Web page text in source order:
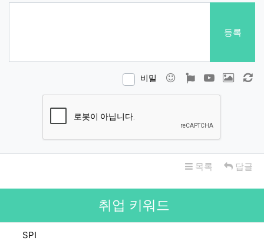
등록
비밀 이모티콘폰트어썸
동영상 이미지
목록 답글
취업 키워드
SPI